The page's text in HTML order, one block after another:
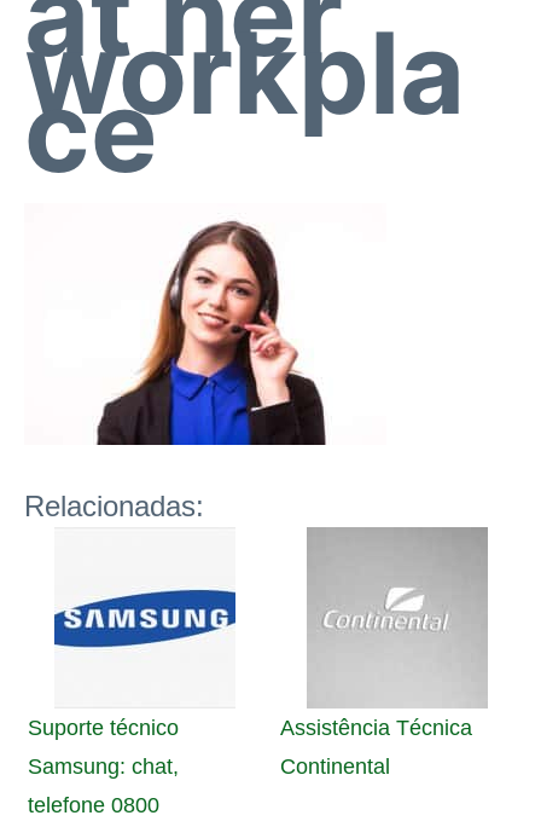
workpla
ce
Relacionadas:
Suporte técnico
Samsung: chat,
telefone 0800
Assistência Técnica
Continental